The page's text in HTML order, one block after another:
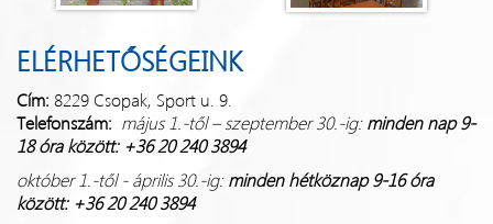
ELÉRHETŐSÉGEINK
Cím: 8229 Csopak, Sport u. 9.
Telefonszám: május 1.-től – szeptember 30.-ig:minden nap 9-
18 óra között: +36 20 240 3894
október 1.-től - április 30.-ig:minden hétköznap 9-16 óra
között: +36 20 240 3894